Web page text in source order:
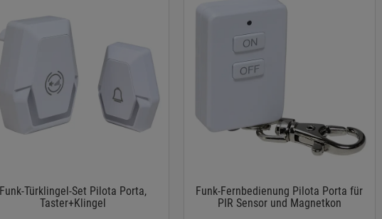
Funk-Türklingel-Set Pilota Porta,
Taster+Klingel
Funk-Fernbedienung Pilota Porta für
PIR Sensor und Magnetkon